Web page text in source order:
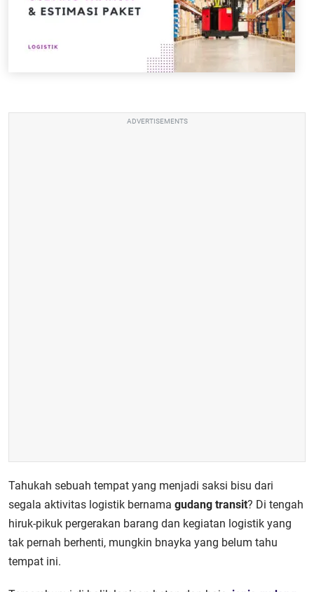
ADVERTISEMENTS
Tahukah sebuah tempat yang menjadi saksi bisu dari
segala aktivitas logistik bernama gudang transit? Di tengah
hiruk-pikuk pergerakan barang dan kegiatan logistik yang
tak pernah berhenti, mungkin bnayka yang belum tahu
tempat ini.